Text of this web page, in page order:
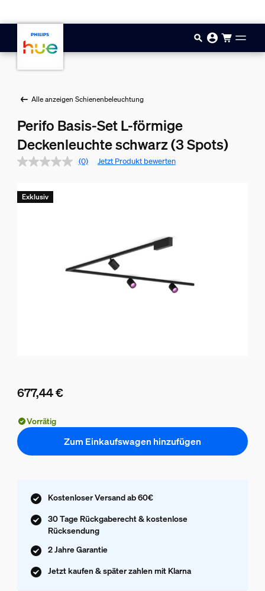
Alle anzeigen Schienenbeleuchtung
Perifo Basis-Set L-förmige
Deckenleuchte schwarz (3 Spots)
(0) Jetzt Produkt bewerten
677,44 €
Exklusiv
Vorrätig
Zum Einkaufswagen hinzufügen
Kostenloser Versand ab 60€
30 Tage Rückgaberecht & kostenlose
Rücksendung
2 Jahre Garantie
Jetzt kaufen & später zahlen mit Klarna